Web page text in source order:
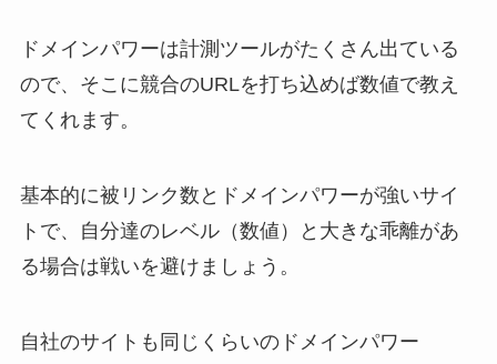
ドメインパワーは計測ツールがたくさん出ている
ので、そこに競合のURLを打ち込めば数値で教え
てくれます。
基本的に被リンク数とドメインパワーが強いサイ
トで、自分達のレベル（数値）と大きな乖離があ
る場合は戦いを避けましょう。
自社のサイトも同じくらいのドメインパワー